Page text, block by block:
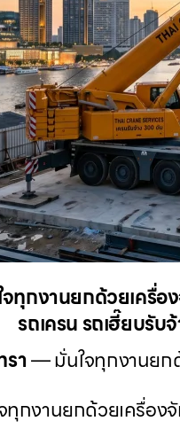
จทุกงานยกด้วยเค
รถเครน รถเฮี๊ยบรับ
รา— มั่นใจทุกงานยก
จทุกงานยกด้วยเครื่